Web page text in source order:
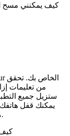
كيف يمكنني مسح
من تعليمات
ستزيل جميع
يمكنك قفل
مرور قفل الشاشة باستخدام مدير جهاز أندرويد.